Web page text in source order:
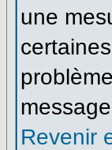
une
Revenir